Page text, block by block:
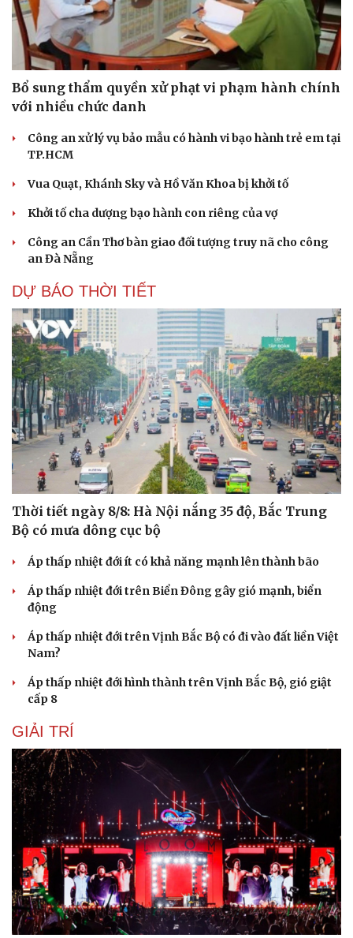
Cải chính
Bổ sung thẩm quyền xử phạt vi phạm hành chính
với nhiều chức danh
Công an xử lý vụ bảo mẫu có hành vi bạo hành trẻ em tại
TP.HCM
Vua Quạt, Khánh Sky và Hồ Văn Khoa bị khởi tố
Khởi tố cha dượng bạo hành con riêng của vợ
Công an Cần Thơ bàn giao đối tượng truy nã cho công
an Đà Nẵng
DỰ BÁO THỜI TIẾT
Thời tiết ngày 8/8: Hà Nội nắng 35 độ, Bắc Trung
Bộ có mưa dông cục bộ
Áp thấp nhiệt đới ít có khả năng mạnh lên thành bão
Áp thấp nhiệt đới trên Biển Đông gây gió mạnh, biển
động
Áp thấp nhiệt đới trên Vịnh Bắc Bộ có đi vào đất liền Việt
Nam?
Áp thấp nhiệt đới hình thành trên Vịnh Bắc Bộ, gió giật
cấp 8
GIẢI TRÍ